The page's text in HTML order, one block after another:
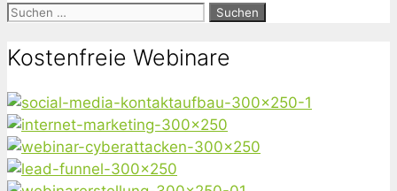
Suchen
Kostenfreie Webinare